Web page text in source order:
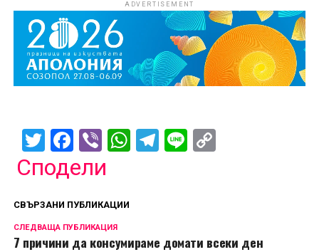
ADVERTISEMENT
Twitter
Facebook
ViberWhatsApp
Telegram
LineCopy
Сподели
СВЪРЗАНИ ПУБЛИКАЦИИ
СЛЕДВАЩА ПУБЛИКАЦИЯ
7 причини да консумираме домати всеки ден